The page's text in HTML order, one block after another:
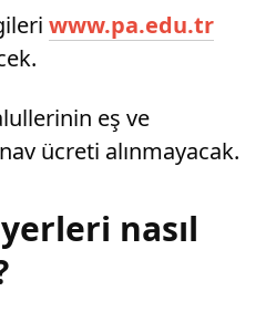
www.pa.edu.tr
eş ve
ücreti alınmayacak.
nasıl